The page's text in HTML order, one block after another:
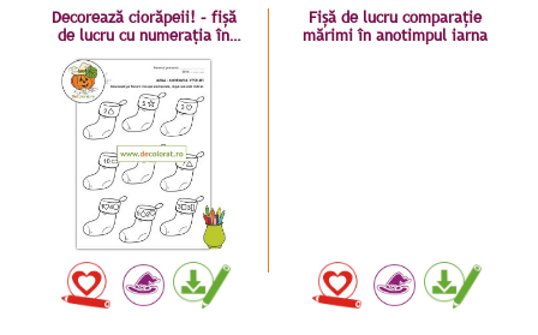
Decorează ciorăpeii! – fișă
de lucru cu numerația în
grafice
Fișă de lucru comparație
mărimi în anotimpul iarna